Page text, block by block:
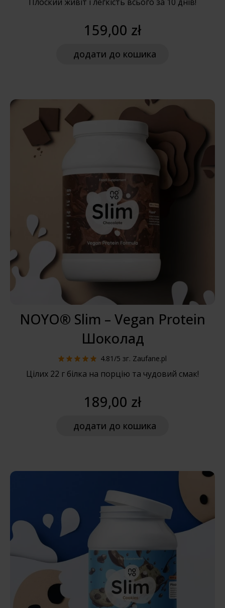
159,00 zł
додати до кошика
NOYO® Slim – Vegan Protein
Шоколад
4.81/5 зг. Zaufane.pl
Цілих 22 г білка на порцію та чудовий смак!
189,00 zł
додати до кошика